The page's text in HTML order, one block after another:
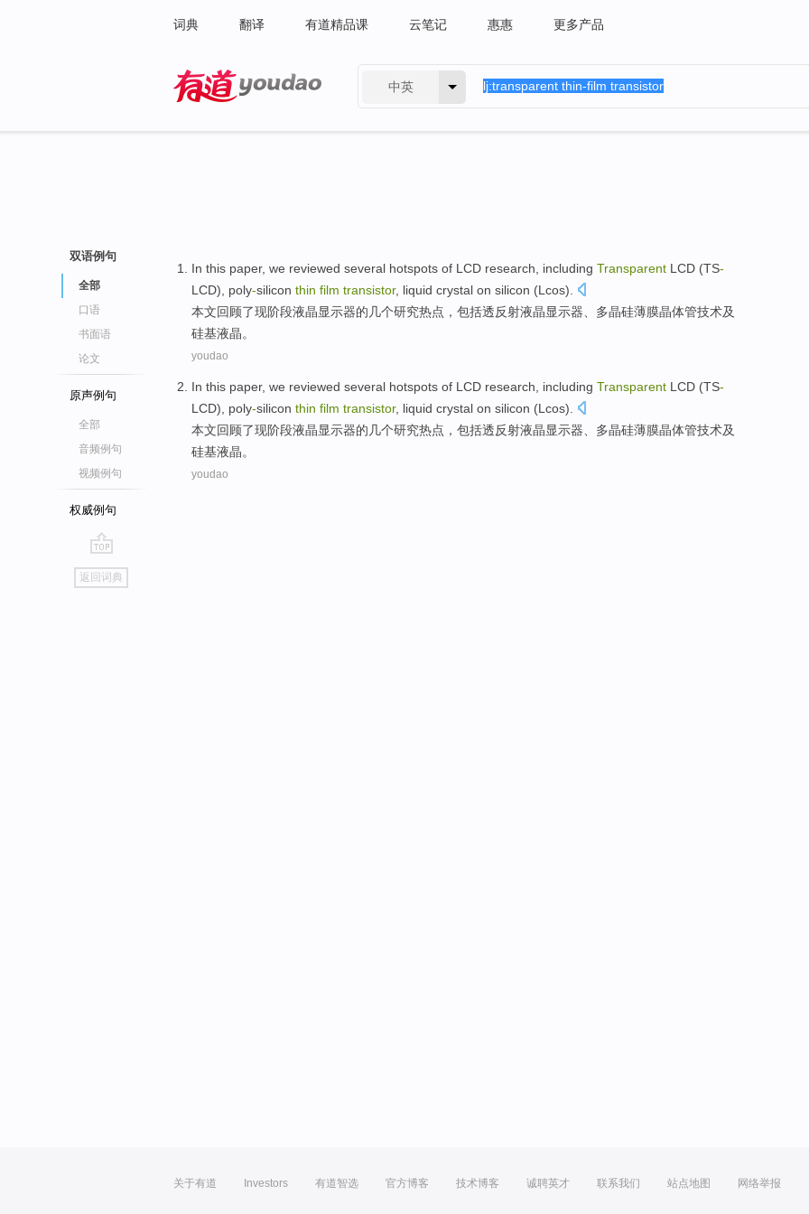
词典 翻译 有道精品课 云笔记 惠惠 更多产品
中英
双语例句
全部
口语
书面语
论文
原声例句
全部
音频例句
视频例句
权威例句
go
top
返回词典
In this paper, we reviewed several hotspots of LCD research including Transparent LCD (TS-
LCD), poly-silicon thin film transistor, liquid crystal on silicon (Lcos).
本文回顾了现阶段液晶显示器的 几个研究热点 ， 包括透反射液晶显示器、 多晶硅薄膜晶体管技术及
硅基液晶。
youdao
In this paper, we reviewed several hotspots of LCD research including Transparent LCD (TS-
LCD), poly-silicon thin film transistor, liquid crystal on silicon (Lcos).
本文回顾了现阶段液晶显示器的 几个研究热点 ， 包括透反射液晶显示器、 多晶硅薄膜晶体管技术及
硅基液晶。
youdao
关于有道 Investors 有道智选 官方博客 技术博客 诚聘英才 联系我们 站点地图 网络举报